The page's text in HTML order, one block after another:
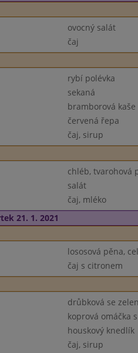
ovocný salát
čaj
rybí polévka
sekaná
bramborová kaše
červená řepa
čaj, sirup
chléb, tvarohová
salát
čaj, mléko
21. 1. 2021
lososová pěna,
čaj s citronem
drůbková se
koprová omáčka
houskový knedlík
čaj, sirup